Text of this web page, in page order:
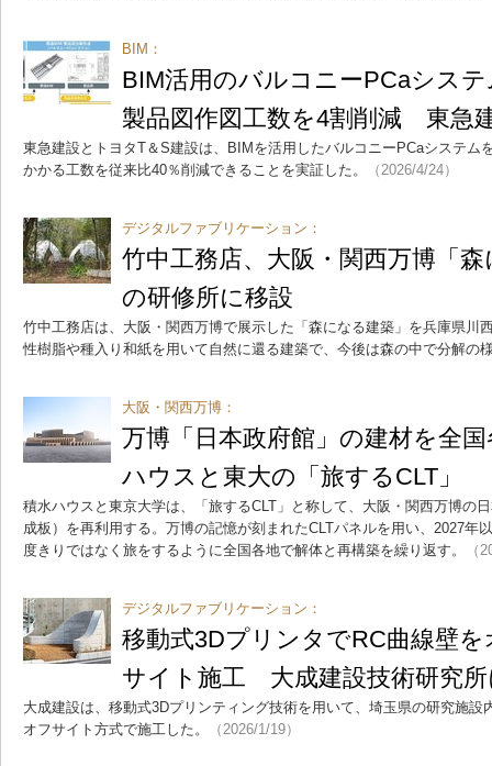
BIM：
BIM活用のバルコニーPCaシス
製品図作図工数を4割削減 東急
東急建設とトヨタT＆S建設は、BIMを活用したバルコニーPCaシステム
かかる工数を従来比40％削減できることを実証した。
（2026/4/24）
デジタルファブリケーション：
竹中工務店、大阪・関西万博「
の研修所に移設
竹中工務店は、大阪・関西万博で展示した「森になる建築」を兵庫県川
性樹脂や種入り和紙を用いて自然に還る建築で、今後は森の中で分解の
大阪・関西万博：
万博「日本政府館」の建材を全
ハウスと東大の「旅するCLT」
積水ハウスと東京大学は、「旅するCLT」と称して、大阪・関西万博の
成板）を再利用する。万博の記憶が刻まれたCLTパネルを用い、2027年
度きりではなく旅をするように全国各地で解体と再構築を繰り返す。
（
デジタルファブリケーション：
移動式3DプリンタでRC曲線壁
サイト施工 大成建設技術研究所
大成建設は、移動式3Dプリンティング技術を用いて、埼玉県の研究施設
オフサイト方式で施工した。
（2026/1/19）